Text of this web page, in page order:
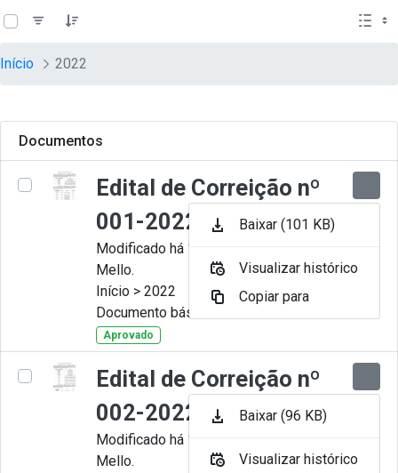
Pular para o Conteúdo principal
teste descricao
Início 2022
Documentos
Edital de Correição nº
001-2022
Modificado há 11 Meses por Artur
Mello.
Início > 2022
Documento básico
Aprovado
Edital de Correição nº
002-2022
Modificado há 11 Meses por Artur
Mello.
Baixar (101 KB)
Visualizar histórico
Copiar para
Baixar (96 KB)
Visualizar histórico